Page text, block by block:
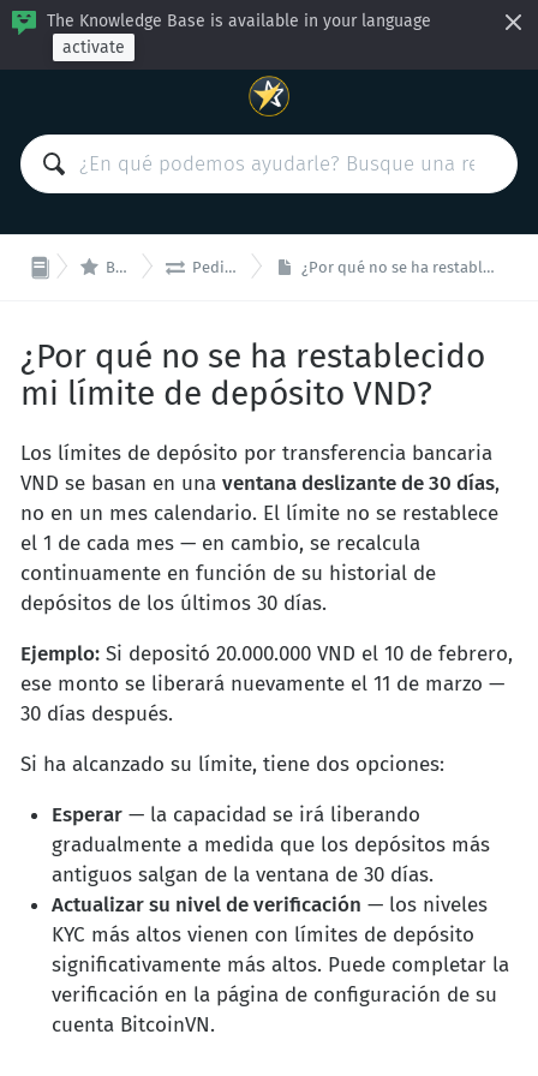
The Knowledge Base is available in your language
activate
 BitcoinVN  Pedidos y Pagos ¿Por qué no se ha restablecido mi límite de depósito VND?
¿Por qué no se ha restablecido
mi límite de depósito VND?
Los límites de depósito por transferencia bancaria
VND se basan en una ventana deslizante de 30 días,
no en un mes calendario. El límite no se restablece
el 1 de cada mes — en cambio, se recalcula
continuamente en función de su historial de
depósitos de los últimos 30 días.
Ejemplo: Si depositó 20.000.000 VND el 10 de febrero,
ese monto se liberará nuevamente el 11 de marzo —
30 días después.
Si ha alcanzado su límite, tiene dos opciones:
Esperar— la capacidad se irá liberando
gradualmente a medida que los depósitos más
antiguos salgan de la ventana de 30 días.
Actualizar su nivel de verificación — los niveles
KYC más altos vienen con límites de depósito
significativamente más altos. Puede completar la
verificación en la página de configuración de su
cuenta BitcoinVN.